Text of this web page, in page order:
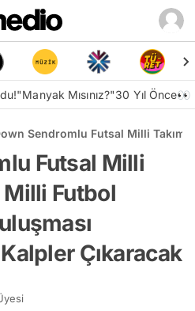
"Manyak Mısınız?"30 Yıl Önce👀
Sendromlu Futsal Milli
Futsal Milli
Milli Futbol
Çıkaracak